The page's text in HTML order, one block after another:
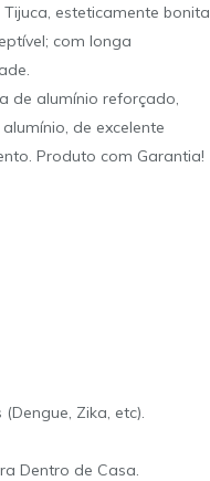
esteticamente bonita
com longa
de alumínio reforçado,
de excelente
Produto com Garantia!
Zika, etc).
Dentro de Casa.